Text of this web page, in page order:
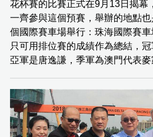
花杯賽的比賽正式在9月13日揭幕
一齊參與這個預賽，舉辦的地點
個國際賽車場舉行：珠海國際賽車
只可用排位賽的成績作為總結，
亞軍是唐逸謙，季軍為澳門代表麥